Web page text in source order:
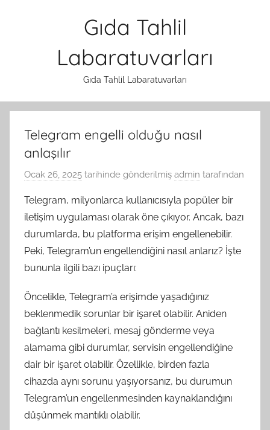
Gıda Tahlil
Labaratuvarları
Gıda Tahlil Labaratuvarları
Telegram engelli olduğu nasıl
anlaşılır
Ocak 26, 2025 tarihinde gönderilmiş admin tarafından
Telegram, milyonlarca kullanıcısıyla popüler bir
iletişim uygulaması olarak öne çıkıyor. Ancak, bazı
durumlarda, bu platforma erişim engellenebilir.
Peki, Telegram’un engellendiğini nasıl anlarız? İşte
bununla ilgili bazı ipuçları:
Öncelikle, Telegram’a erişimde yaşadığınız
beklenmedik sorunlar bir işaret olabilir. Aniden
bağlantı kesilmeleri, mesaj gönderme veya
alamama gibi durumlar, servisin engellendiğine
dair bir işaret olabilir. Özellikle, birden fazla
cihazda aynı sorunu yaşıyorsanız, bu durumun
Telegram’un engellenmesinden kaynaklandığını
düşünmek mantıklı olabilir.